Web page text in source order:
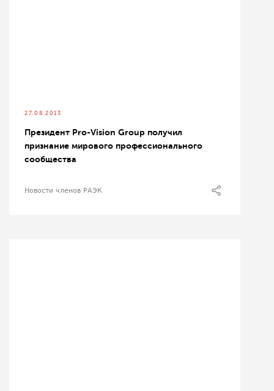
27.08.2013
Президент Pro-Vision Group получил
признание мирового профессионального
сообщества
Новости членов РАЭК